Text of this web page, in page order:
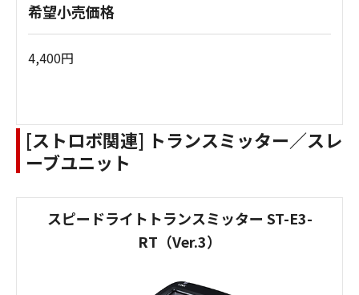
希望小売価格
4,400円
[ストロボ関連] トランスミッター／スレ
ーブユニット
スピードライトトランスミッター ST-E3-
RT（Ver.3）